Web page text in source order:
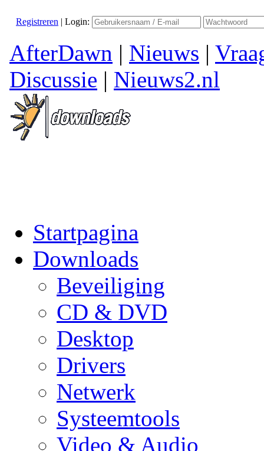
Registreren | Login:
AfterDawn | Nieuws |
Discussie | Nieuws2.nl
Startpagina
Downloads
Beveiliging
CD & DVD
Desktop
Drivers
Netwerk
Systeemtools
Video & Audio